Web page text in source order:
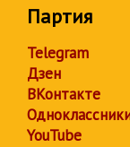
Партия
Telegram
Дзен
ВКонтакте
YouTube